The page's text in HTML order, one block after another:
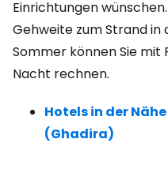
Einrichtungen
Gehweite zum Strand in
Sommer können Sie mit
Nacht rechnen.
Hotels in der
(Ghadira)